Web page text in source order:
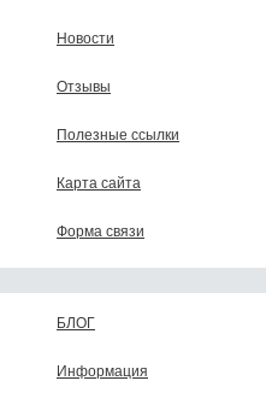
Новости
Отзывы
Полезные ссылки
Карта сайта
Форма связи
БЛОГ
Информация